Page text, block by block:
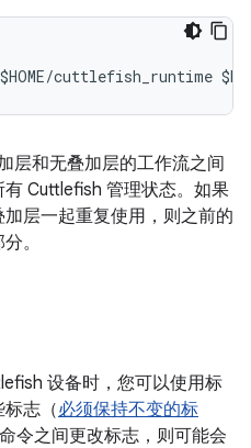
cuttlefish_runtime
层和无叠加层的工作流之间
Cuttlefish 管理状态。如果
层一起重复使用，则之前的
。
设备时，您可以使用标
志（必须保持不变的标
命令之间更改标志，则可能会